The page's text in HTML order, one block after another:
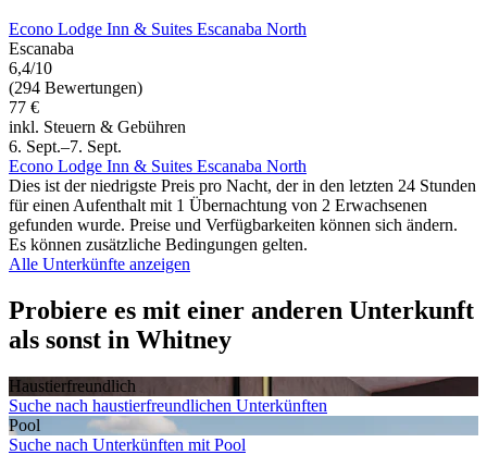
Econo Lodge Inn & Suites Escanaba North
Escanaba
6,4/10
(294 Bewertungen)
77 €
inkl. Steuern & Gebühren
6. Sept.–7. Sept.
Econo Lodge Inn & Suites Escanaba North
Dies ist der niedrigste Preis pro Nacht, der in den letzten 24 Stunden
für einen Aufenthalt mit 1 Übernachtung von 2 Erwachsenen
gefunden wurde. Preise und Verfügbarkeiten können sich ändern.
Es können zusätzliche Bedingungen gelten.
Alle Unterkünfte anzeigen
Probiere es mit einer anderen Unterkunft
als sonst in Whitney
Haustier­freundlich
Suche nach haustierfreundlichen Unterkünften
Pool
Suche nach Unterkünften mit Pool